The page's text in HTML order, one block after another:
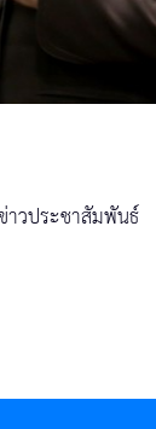
าวประชาสัมพันธ์